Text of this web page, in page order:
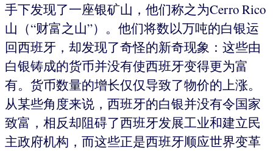
手下发现了一座银矿山，他们称之为Cerro Rico
山（“财富之山”）。他们将数以万吨的白银运
回西班牙，却发现了奇怪的新奇现象：这些由
白银铸成的货币并没有使西班牙变得更为富
有。货币数量的增长仅仅导致了物价的上涨。
从某些角度来说，西班牙的白银并没有令国家
致富，相反却阻碍了西班牙发展工业和建立民
主政府机构，而这些正是西班牙顺应世界变革